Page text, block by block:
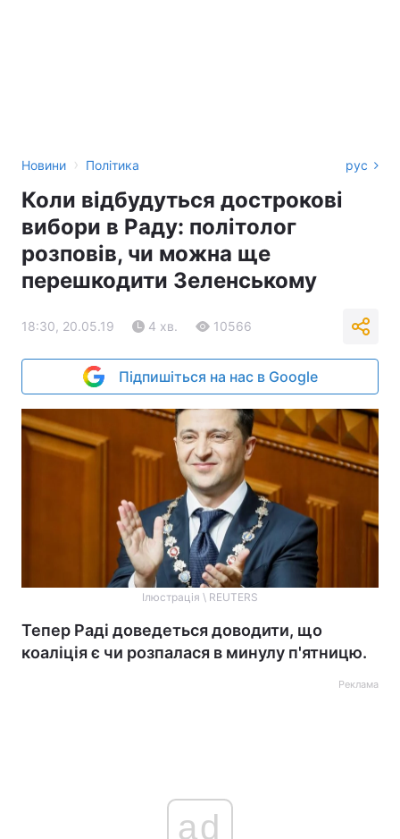
Новини › Політика рус
Коли відбудуться дострокові
вибори в Раду: політолог
розповів, чи можна ще
перешкодити Зеленському
18:30, 20.05.19 4 хв. 10566
Підпишіться на нас в Google
Ілюстрація \ REUTERS
Тепер Раді доведеться доводити, що
коаліція є чи розпалася в минулу п'ятницю.
Реклама
ad